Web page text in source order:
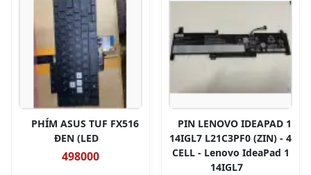
PHÍM ASUS TUF FX516
ĐEN (LED
498000
PIN LENOVO IDEAPAD 1
14IGL7 L21C3PF0 (ZIN) - 4
CELL - Lenovo IdeaPad 1
14IGL7